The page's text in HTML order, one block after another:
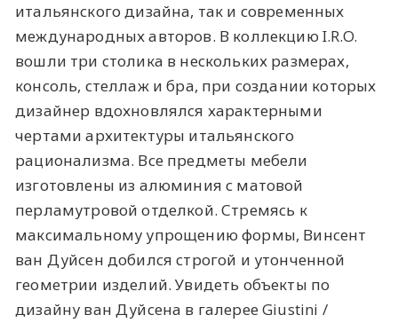
итальянского дизайна, так и современных
международных авторов. В коллекцию I.R.O.
вошли три столика в нескольких размерах,
консоль, стеллаж и бра, при создании которых
дизайнер вдохновлялся характерными
чертами архитектуры итальянского
рационализма. Все предметы мебели
изготовлены из алюминия с матовой
перламутровой отделкой. Стремясь к
максимальному упрощению формы, Винсент
ван Дуйсен добился строгой и утонченной
геометрии изделий. Увидеть объекты по
дизайну ван Дуйсена в галерее Giustini /